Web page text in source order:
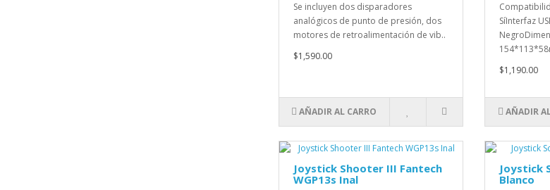
Se incluyen dos disparadores
analógicos de punto de presión, dos
motores de retroalimentación de vib..
$1,590.00
AÑADIR AL CARRO
SíInterfaz
$1,190.00
AÑADIR
Joystick Shooter III Fantech
WGP13s Inal
Joystick
Blanco